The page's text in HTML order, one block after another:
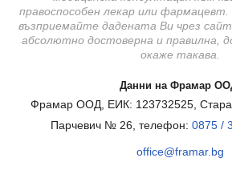
правоспособен лекар или фармацевт.
възприемайте дадената Ви чрез
абсолютно достоверна и правилна,
окаже такава.
Данни на Фрамар
Фрамар ООД, ЕИК: 123732525, Стара
Парчевич № 26, телефон: 0875 /
office@framar.bg